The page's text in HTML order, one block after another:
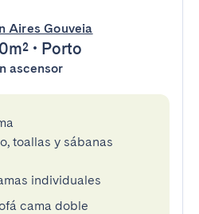
Aires Gouveia
• Porto
ascensor
toallas y sábanas
individuales
cama doble